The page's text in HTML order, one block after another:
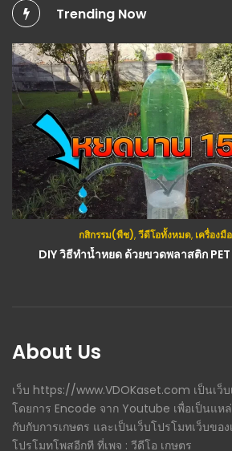
Trending Now
กสิกรรม(พืช),วีดีโอทั้งหมด, เครื่องมื
DIY วิธีทำน้ำหยด ด้วยขวดพลาสติก
About Us
เว็บ https://www.VDOKaset.com เป็นเว็บ
โดยการ Encode จาก Youtube เพื่อเป็นแห
กับกับการเกษตร และเป็นเว็บโปรโมทเว็บขอ
โปรโมทโพสอีกที ที่เพจ : วีดีโอ เกษตร